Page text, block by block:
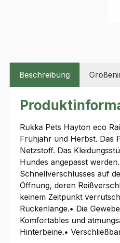
Beschreibung
Rukka Pets Hayton eco
Frühjahr und Herbst. Das
Netzstoff. Das
Hundes angepasst
Schnellverschlusses auf
Öffnung, deren
keinem Zeitpunkt
Rückenlänge.• Die
Komfortables und
Hinterbeine.•